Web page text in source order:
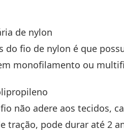
de nylon
do fio de nylon é que
monofilamento ou
não adere aos tecidos,
tração, pode durar até 2